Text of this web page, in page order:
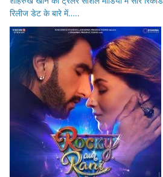
रिलीज डेट के बारे में…..